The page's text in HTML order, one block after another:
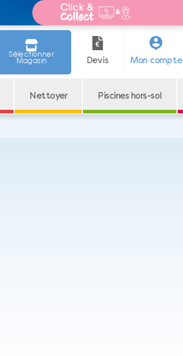
Sélectionner
Magasin Devis Mon compte
Nettoyer Piscines hors-sol